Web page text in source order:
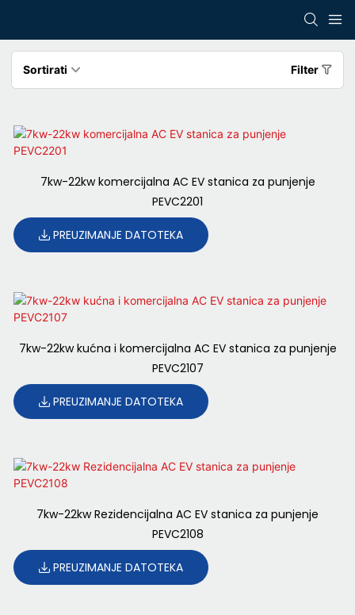
Sortirati Filter
7kw-22kw komercijalna AC EV stanica za punjenje
PEVC2201
PREUZIMANJE DATOTEKA
7kw-22kw kućna i komercijalna AC EV stanica za punjenje
PEVC2107
PREUZIMANJE DATOTEKA
7kw-22kw Rezidencijalna AC EV stanica za punjenje
PEVC2108
PREUZIMANJE DATOTEKA